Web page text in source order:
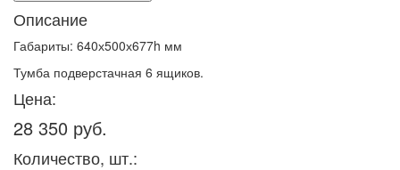
Описание
Габариты: 640х500х677h мм
Тумба подверстачная 6 ящиков.
Цена:
28 350 руб.
Количество, шт.: